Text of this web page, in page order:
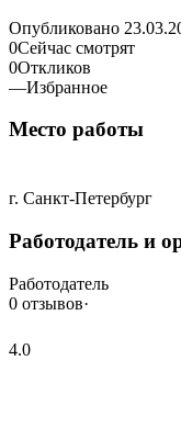
Опубликовано
0Сейчас смотрят
0Откликов
—Избранное
Место работы
г. Санкт-Петербург
Работодатель и
Работодатель
0 отзывов·
4.0